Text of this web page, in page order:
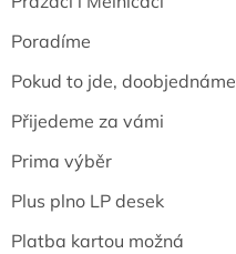
Poradíme
Pokud to jde, doobjednáme
Přijedeme za vámi
Prima výběr
Plus plno LP desek
Platba kartou možná